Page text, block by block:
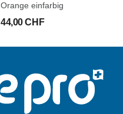
Orange einfarbig
44,00 CHF